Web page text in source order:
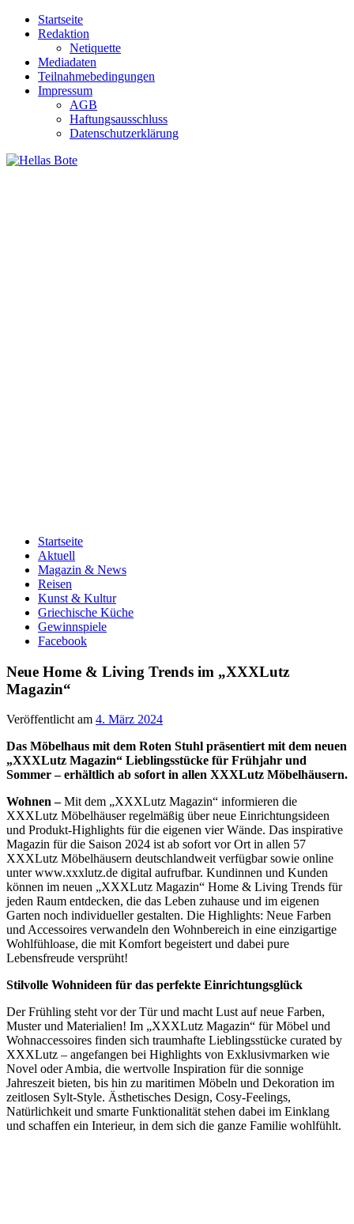
Zum
Inhalt
Startseite
Redaktion
Netiquette
Mediadaten
Teilnahmebedingungen
Impressum
AGB
Haftungsausschluss
Datenschutzerklärung
Startseite
Aktuell
Magazin & News
Reisen
Kunst & Kultur
Griechische Küche
Gewinnspiele
Facebook
Neue Home & Living Trends im „XXXLutz
Magazin“
Veröffentlicht am 4. März 2024
Das Möbelhaus mit dem Roten Stuhl präsentiert mit dem neuen
„XXXLutz Magazin“ Lieblingsstücke für Frühjahr und
Sommer – erhältlich ab sofort in allen XXXLutz Möbelhäusern.
Wohnen –Mit dem „XXXLutz Magazin“ informieren die
XXXLutz Möbelhäuser regelmäßig über neue Einrichtungsideen
und Produkt-Highlights für die eigenen vier Wände. Das inspirative
Magazin für die Saison 2024 ist ab sofort vor Ort in allen 57
XXXLutz Möbelhäusern deutschlandweit verfügbar sowie online
unter www.xxxlutz.de digital aufrufbar. Kundinnen und Kunden
können im neuen „XXXLutz Magazin“ Home & Living Trends für
jeden Raum entdecken, die das Leben zuhause und im eigenen
Garten noch individueller gestalten. Die Highlights: Neue Farben
und Accessoires verwandeln den Wohnbereich in eine einzigartige
Wohlfühloase, die mit Komfort begeistert und dabei pure
Lebensfreude versprüht!
Stilvolle Wohnideen für das perfekte Einrichtungsglück
Der Frühling steht vor der Tür und macht Lust auf neue Farben,
Muster und Materialien! Im „XXXLutz Magazin“ für Möbel und
Wohnaccessoires finden sich traumhafte Lieblingsstücke curated by
XXXLutz – angefangen bei Highlights von Exklusivmarken wie
Novel oder Ambia, die wertvolle Inspiration für die sonnige
Jahreszeit bieten, bis hin zu maritimen Möbeln und Dekoration im
zeitlosen Sylt-Style. Ästhetisches Design, Cosy-Feelings,
Natürlichkeit und smarte Funktionalität stehen dabei im Einklang
und schaffen ein Interieur, in dem sich die ganze Familie wohlfühlt.